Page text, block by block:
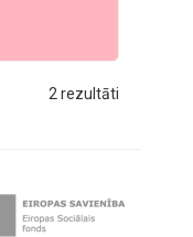
2 rezultāti